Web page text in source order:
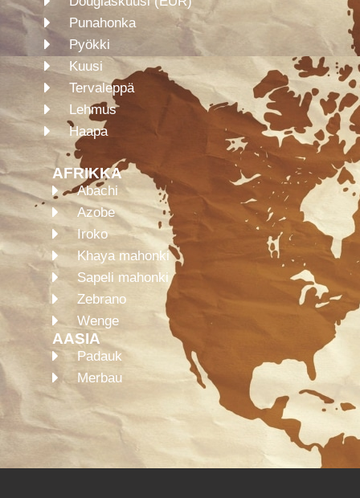
Punahonka
Pyökki
Kuusi
Tervaleppä
Lehmus
Haapa
AFRIKKA
Abachi
Azobe
Iroko
Khaya mahonki
Sapeli mahonki
Zebrano
Wenge
AASIA
Padauk
Merbau